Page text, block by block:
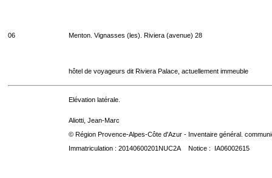
06 Menton. Vignasses (les). Riviera (avenue) 28
hôtel de voyageurs dit Riviera Palace, actuellement immeuble
Elévation latérale.
Aliotti, Jean-Marc
© Région Provence-Alpes-Côte d'Azur - Inventaire général.
Immatriculation : 20140600201NUC2A Notice : IA06002615